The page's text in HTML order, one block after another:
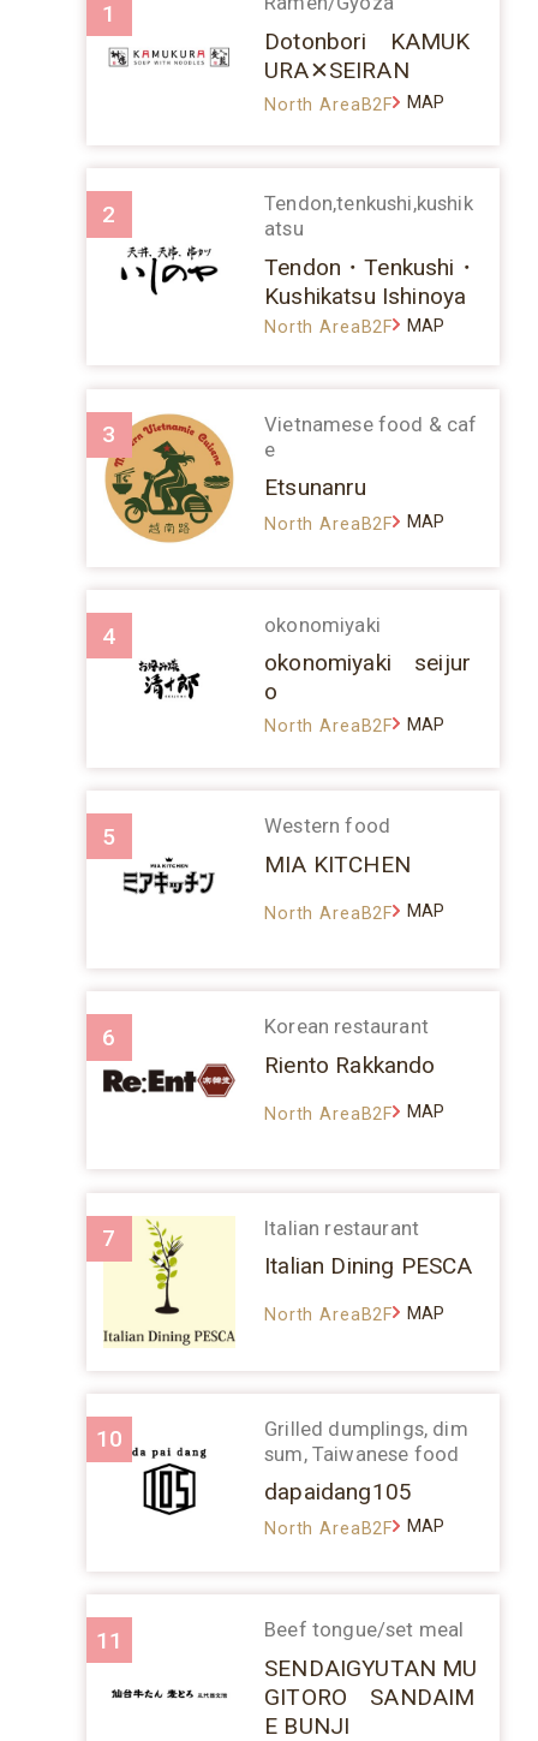
1
Dotonbori KAMUK
URA✕SEIRAN
North AreaB2F MAP
2
Tendon,tenkushi,kushik
atsu
Tendon・Tenkushi・
Kushikatsu Ishinoya
North AreaB2F MAP
3
Vietnamese food & caf
e
Etsunanru
North AreaB2F MAP
4 okonomiyaki
okonomiyaki seijur
o
North AreaB2F MAP
5 Western food
MIA KITCHEN
North AreaB2F MAP
6 Korean restaurant
Riento Rakkando
North AreaB2F MAP
7 Italian restaurant
Italian Dining PESCA
North AreaB2F MAP
10
Grilled dumplings, dim
sum, Taiwanese food
dapaidang105
North AreaB2F MAP
11 Beef tongue/set meal
SENDAIGYUTAN MU
GITORO SANDAIM
E BUNJI